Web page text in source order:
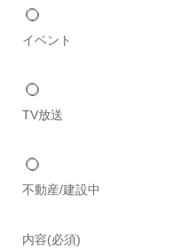
イベント
TV放送
不動産/建設中
内容(必須)